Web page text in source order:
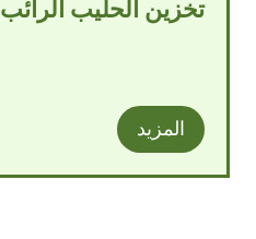
تخزين الحليب الرائب
المزيد